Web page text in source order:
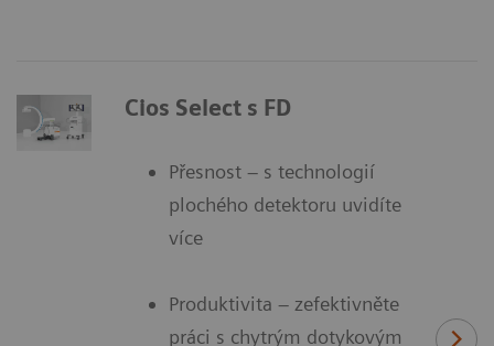
Cios Select s FD
Přesnost – s technologií
plochého detektoru uvidíte
více
Produktivita – zefektivněte
práci s chytrým dotykovým